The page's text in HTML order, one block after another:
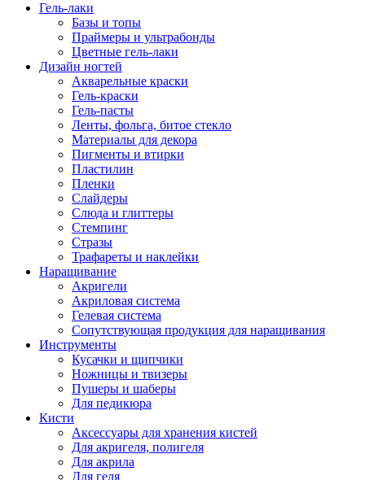
Гель-лаки
Базы и топы
Праймеры и ультрабонды
Цветные гель-лаки
Дизайн ногтей
Акварельные краски
Гель-краски
Гель-пасты
Ленты, фольга, битое стекло
Материалы для декора
Пигменты и втирки
Пластилин
Пленки
Слайдеры
Слюда и глиттеры
Стемпинг
Стразы
Трафареты и наклейки
Наращивание
Акригели
Акриловая система
Гелевая система
Сопутствующая продукция для наращивания
Инструменты
Кусачки и щипчики
Ножницы и твизеры
Пушеры и шаберы
Для педикюра
Кисти
Аксессуары для хранения кистей
Для акригеля, полигеля
Для акрила
Для геля